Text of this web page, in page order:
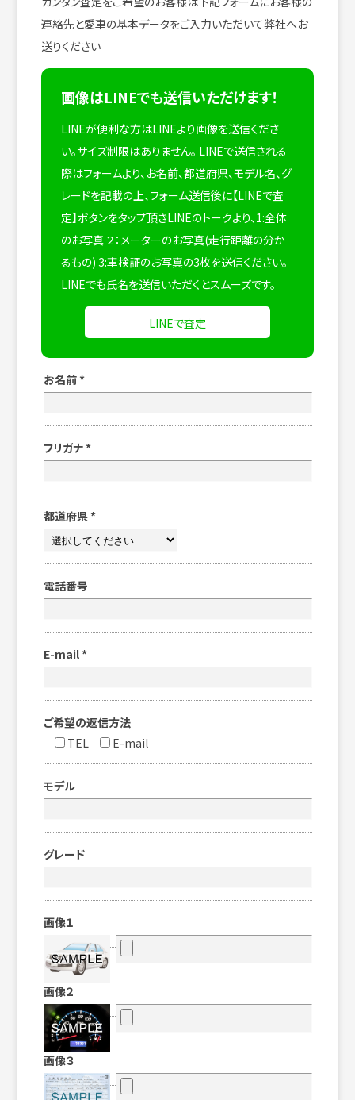
連絡先と愛車の基本データをご入力いただいて弊社へお
送りください
画像はLINEでも送信いただけます！
LINEが便利な方はLINEより画像を送信くださ
い。サイズ制限はありません。 LINEで送信される
際はフォームより、お名前、都道府県、モデル名、グ
レードを記載の上、フォーム送信後に【LINEで査
定】ボタンをタップ頂きLINEのトークより、1:全体
のお写真 ２：メーターのお写真(走行距離の分か
るもの) 3:車検証のお写真の3枚を送信ください。
LINEでも氏名を送信いただくとスムーズです。
LINEで査定
お名前 *
フリガナ *
都道府県 *
電話番号
E-mail *
ご希望の返信方法
TEL
E-mail
モデル
グレード
画像１
画像２
画像３